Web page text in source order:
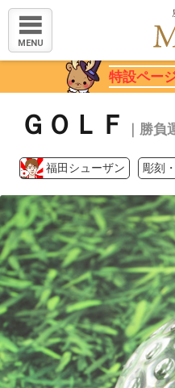
MENU
特設ペー
ＧＯＬＦ ｜勝
福田シューザン 彫刻